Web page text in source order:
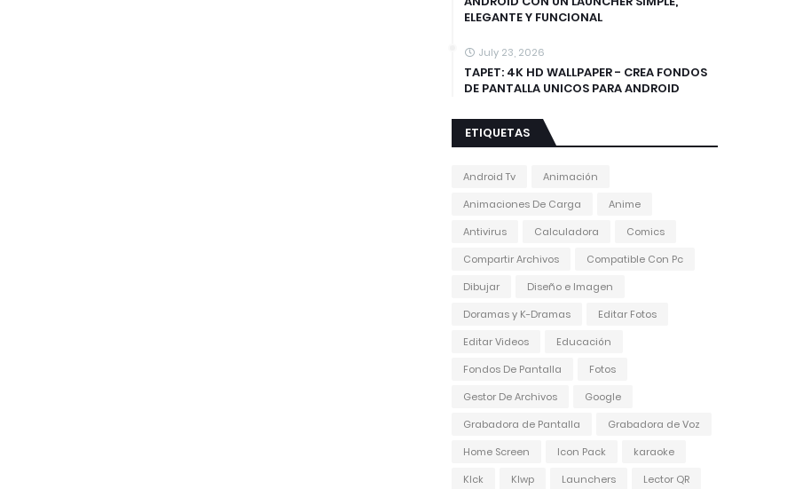
ELEGANTE Y FUNCIONAL
July 23, 2026
TAPET: 4K HD WALLPAPER - CREA FONDOS
DE PANTALLA UNICOS PARA ANDROID
ETIQUETAS
Android Tv
Animación
Animaciones De Carga
Anime
Antivirus
Calculadora
Comics
Compartir Archivos
Compatible Con Pc
Dibujar
Diseño e Imagen
Doramas y K-Dramas
Editar Fotos
Editar Videos
Educación
Fondos De Pantalla
Fotos
Gestor De Archivos
Google
Grabadora de Pantalla
Grabadora de Voz
Home Screen
Icon Pack
karaoke
Klck
Klwp Launchers Lector QR